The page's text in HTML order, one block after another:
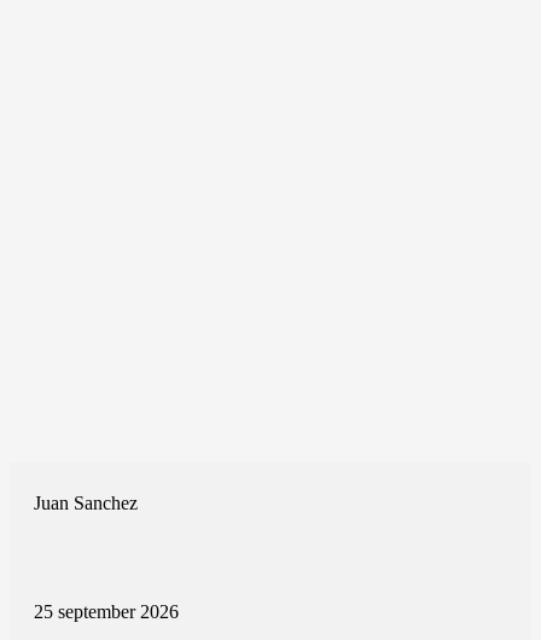
Juan Sanchez
25 september 2026